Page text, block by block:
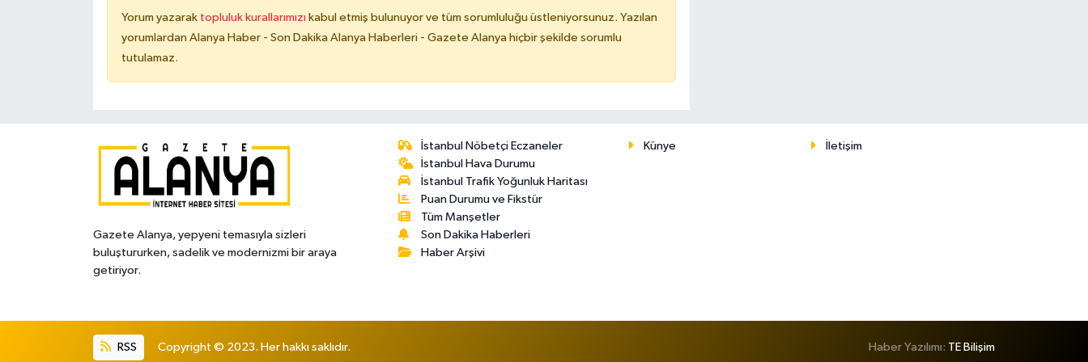
Yorum yazarak topluluk kurallarımızı kabul etmiş bulunuyor ve tüm sorumluluğu üstleniyorsunuz. Yazılan
yorumlardan Alanya Haber - Son Dakika Alanya Haberleri - Gazete Alanya hiçbir şekilde sorumlu
tutulamaz.
Gazete Alanya, yepyeni temasıyla sizleri
buluştururken, sadelik ve modernizmi bir araya
getiriyor.
İstanbul Nöbetçi Eczaneler
İstanbul Hava Durumu
İstanbul Trafik Yoğunluk Haritası
Puan Durumu ve Fikstür
Tüm Manşetler
Son Dakika Haberleri
Haber Arşivi
Künye İletişim
RSS Copyright © 2023. Her hakkı saklıdır. Haber Yazılımı: TE Bilişim